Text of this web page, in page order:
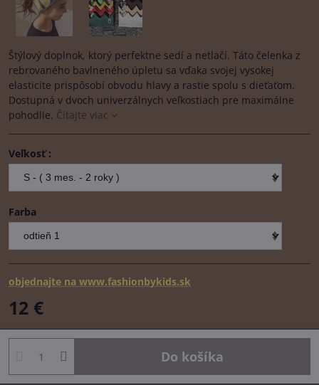
Štýlový doplnok, ktorý perfektne sedí a netlačí. Táto čelenka z
rebrovaného bavlneného úpletu sa vďaka svojej vysokej
elasticite prispôsobí obvodu hlavy a rastie spolu s dieťaťom.
Dostupná v dvoch univerzálnych veľkostiach pre maximálne
pohodlie. Čítajte viac
Veľkosť :
Farba
objednajte na www.fashionbykids.sk
12 €
Do košíka